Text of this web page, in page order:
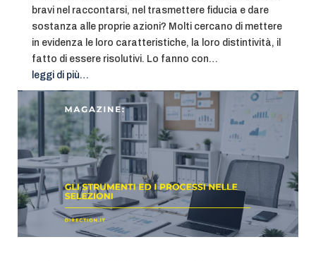
bravi nel raccontarsi, nel trasmettere fiducia e dare
sostanza alle proprie azioni? Molti cercano di mettere
in evidenza le loro caratteristiche, la loro distintività, il
fatto di essere risolutivi. Lo fanno con…
leggi di più…